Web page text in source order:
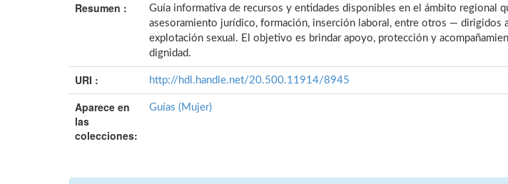
Resumen :
Guía informativa de recursos y entidades disponibles en el ámbito regional
asesoramiento jurídico, formación, inserción laboral, entre otros — dirigidos
explotación sexual. El objetivo es brindar apoyo, protección y
dignidad.
URI : http://hdl.handle.net/20.500.11914/8945
Aparece en
las
colecciones:
Guías (Mujer)